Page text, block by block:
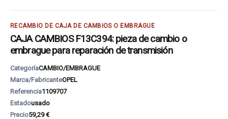
RECAMBIO DE CAJA DE CAMBIOS O EMBRAGUE
CAJA CAMBIOS F13C394: pieza de cambio o
embrague para reparación de transmisión
CategoríaCAMBIO/EMBRAGUE
Marca/FabricanteOPEL
Referencia1109707
Estadousado
Precio59,29 €